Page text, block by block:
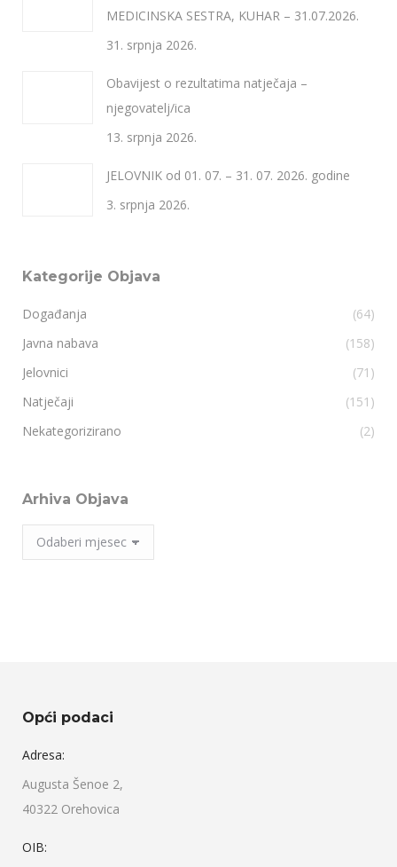
MEDICINSKA SESTRA, KUHAR – 31.07.2026.
31. srpnja 2026.
Obavijest o rezultatima natječaja –
njegovatelj/ica
13. srpnja 2026.
JELOVNIK od 01. 07. – 31. 07. 2026. godine
3. srpnja 2026.
Kategorije Objava
Događanja
(64)
Javna nabava
(158)
Jelovnici
(71)
Natječaji
(151)
Nekategorizirano
(2)
Arhiva Objava
Arhiva
Objava
Opći podaci
Adresa:
Augusta Šenoe 2,
40322 Orehovica
OIB: